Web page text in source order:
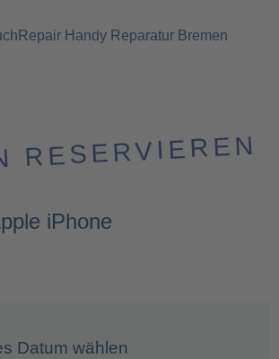
RESERVIEREN
iPhone
Datum wählen